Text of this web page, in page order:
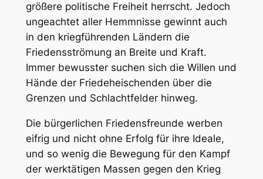
größere politische Freiheit herrscht. Jedoch
ungeachtet aller Hemmnisse gewinnt auch
in den kriegführenden Ländern die
Friedensströmung an Breite und Kraft.
Immer bewusster suchen sich die Willen und
Hände der Friedeheischenden über die
Grenzen und Schlachtfelder hinweg.
Die bürgerlichen Friedensfreunde werben
eifrig und nicht ohne Erfolg für ihre Ideale,
und so wenig die Bewegung für den Kampf
der werktätigen Massen gegen den Krieg